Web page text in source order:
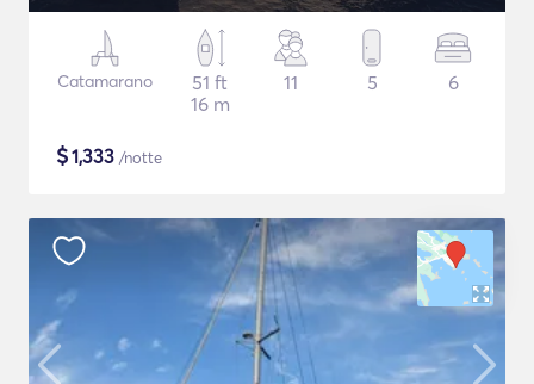
Catamarano
51 ft
16 m
11 5 6
$1,333 /notte